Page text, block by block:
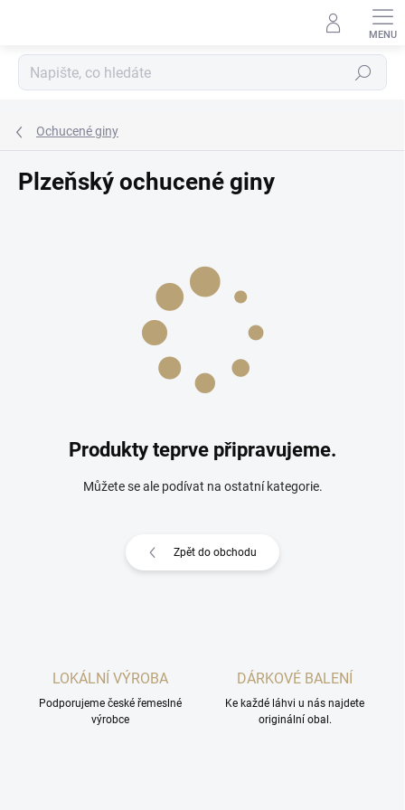
Hledat
Ochucené giny
Plzeňský ochucené giny
Produkty teprve připravujeme.
Můžete se ale podívat na ostatní kategorie.
Zpět do obchodu
LOKÁLNÍ VÝROBA
Podporujeme české řemeslné
výrobce
DÁRKOVÉ BALENÍ
Ke každé láhvi u nás najdete
originální obal.